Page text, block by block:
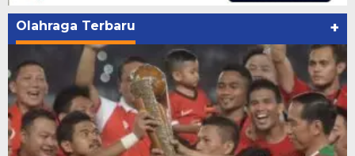
Olahraga Terbaru +